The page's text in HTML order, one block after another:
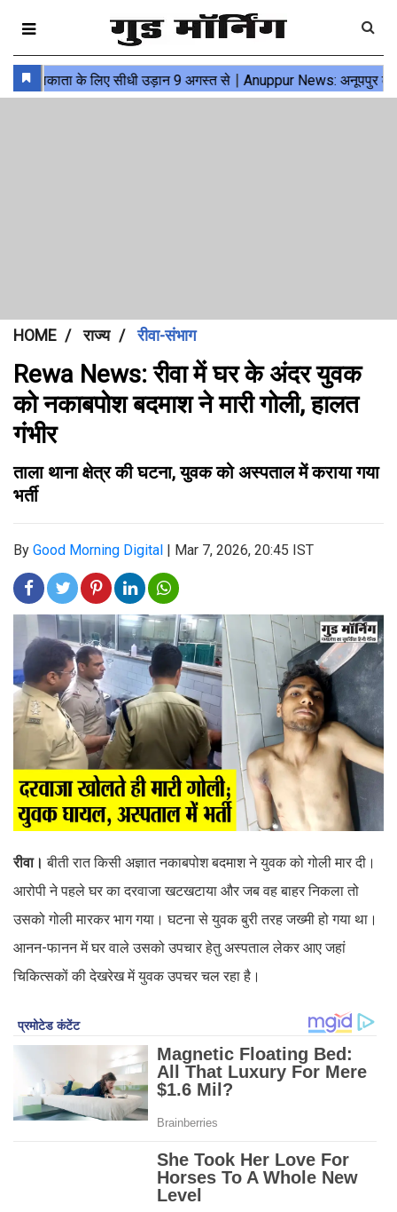
HOME राज्य रीवा-संभाग
Rewa News: रीवा में घर के अंदर युवक
को नकाबपोश बदमाश ने मारी गोली, हालत
गंभीर
ताला थाना क्षेत्र की घटना, युवक को अस्पताल में कराया गया
भर्ती
By Good Morning Digital | Mar 7, 2026, 20:45 IST
रीवा।बीती रात किसी अज्ञात नकाबपोश बदमाश ने युवक को गोली मार दी।
आरोपी ने पहले घर का दरवाजा खटखटाया और जब वह बाहर निकला तो
उसको गोली मारकर भाग गया। घटना से युवक बुरी तरह जख्मी हो गया था।
आनन-फानन में घर वाले उसको उपचार हेतु अस्पताल लेकर आए जहां
चिकित्सकों की देखरेख में युवक उपचर चल रहा है।